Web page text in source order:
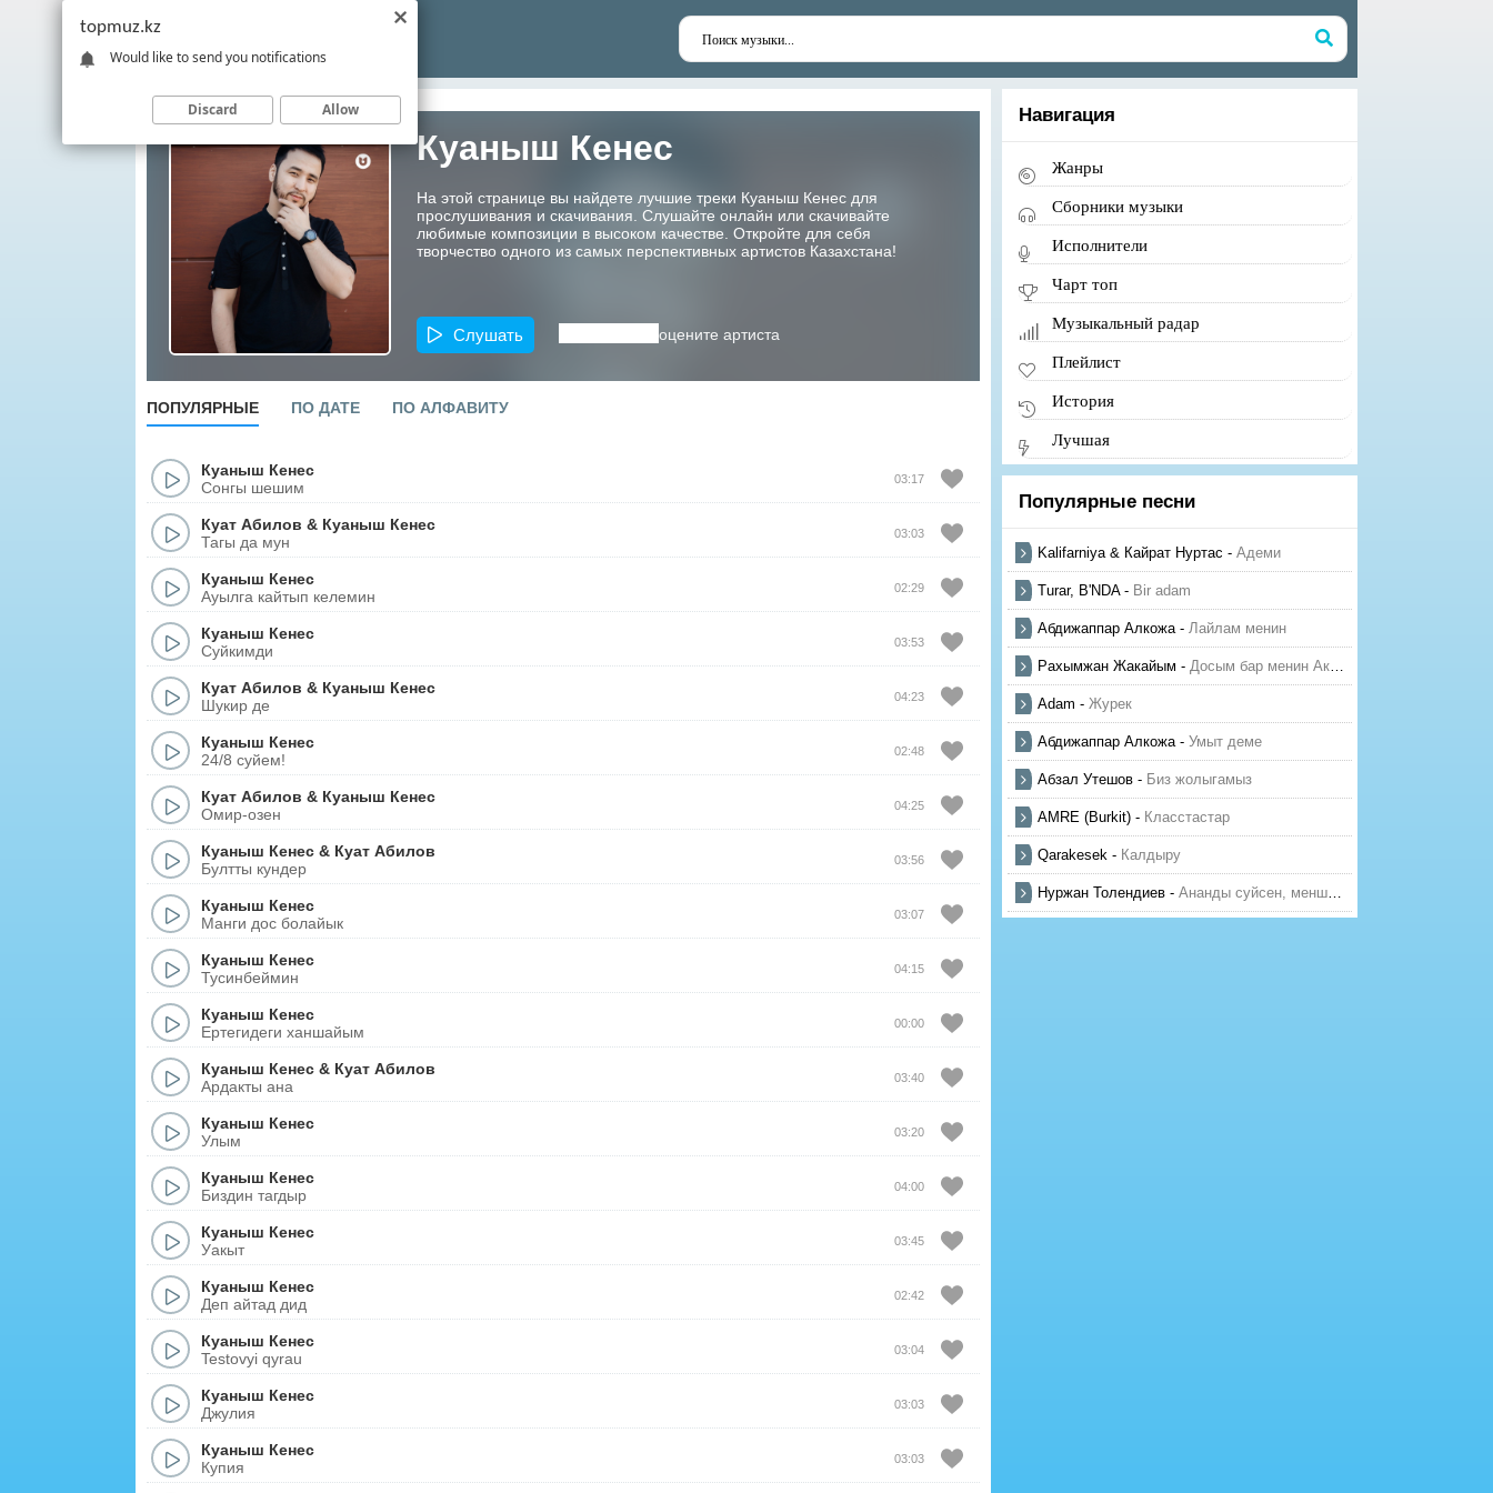
Куаныш Кенес
На этой странице вы найдете лучшие треки Куаныш Кенес для
прослушивания и скачивания. Слушайте онлайн или скачивайте
любимые композиции в высоком качестве. Откройте для себя
творчество одного из самых перспективных артистов Казахстана!
Слушать оцените артиста
ПОПУЛЯРНЫЕ ПО ДАТЕ ПО АЛФАВИТУ
Куаныш Кенес
Сонгы шешим
03:17
Куат Абилов & Куаныш Кенес
Тагы да мун
03:03
Куаныш Кенес
Ауылга кайтып келемин
02:29
Куаныш Кенес
Суйкимди
03:53
Куат Абилов & Куаныш Кенес
Шукир де
04:23
Куаныш Кенес
24/8 суйем!
02:48
Куат Абилов & Куаныш Кенес
Омир-озен
04:25
Куаныш Кенес & Куат Абилов
Бултты кундер
03:56
Куаныш Кенес
Манги дос болайык
03:07
Куаныш Кенес
Тусинбеймин
04:15
Куаныш Кенес
Ертегидеги ханшайым
00:00
Куаныш Кенес & Куат Абилов
Ардакты ана
03:40
Куаныш Кенес
Улым
03:20
Куаныш Кенес
Биздин тагдыр
04:00
Куаныш Кенес
Уакыт
03:45
Куаныш Кенес
Деп айтад дид
02:42
Куаныш Кенес
Testovyi qyrau
03:04
Куаныш Кенес
Джулия
03:03
Куаныш Кенес
Купия
03:03
Навигация
Жанры
Сборники музыки
Исполнители
Чарт топ
Музыкальный радар
Плейлист
История
Лучшая
Популярные песни
Kalifarniya & Кайрат Нуртас - Адеми
Turar, B'NDA- Bir adam
Абдижаппар Алкожа- Лайлам менин
Рахымжан Жакайым - Досым бар менин Актауда
Adam - Журек
Абдижаппар Алкожа- Умыт деме
Абзал Утешов - Биз жолыгамыз
AMRE (Burkit) - Класстастар
Qarakesek - Калдыру
Нуржан Толендиев - Ананды суйсен, менше суй
topmuz.kz
Would like to send you notifications
Discard Allow